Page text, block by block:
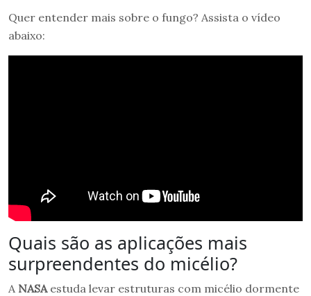
Quer entender mais sobre o fungo? Assista o vídeo
abaixo:
Quais são as aplicações mais
surpreendentes do micélio?
A NASAestuda levar estruturas com micélio dormente